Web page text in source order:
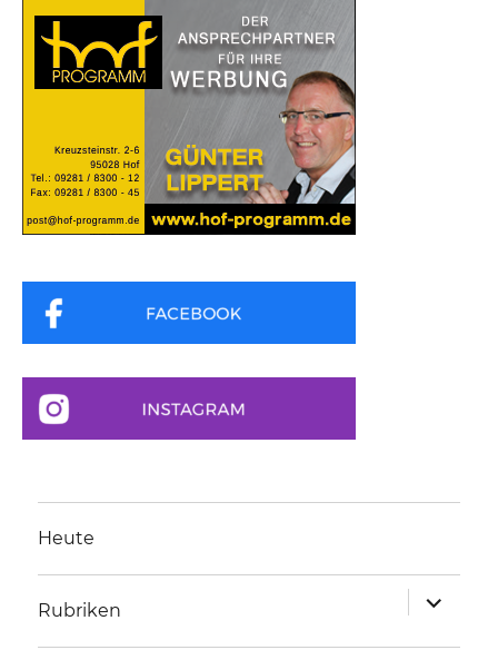
Heute
Rubriken
anzeigen